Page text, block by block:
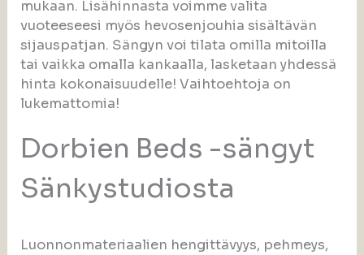
mukaan. Lisähinnasta voimme valita
vuoteeseesi myös hevosenjouhia sisältävän
sijauspatjan. Sängyn voi tilata omilla mitoilla
tai vaikka omalla kankaalla, lasketaan yhdessä
hinta kokonaisuudelle! Vaihtoehtoja on
lukemattomia!
Dorbien Beds -sängyt
Sänkystudiosta
Luonnonmateriaalien hengittävyys, pehmeys,